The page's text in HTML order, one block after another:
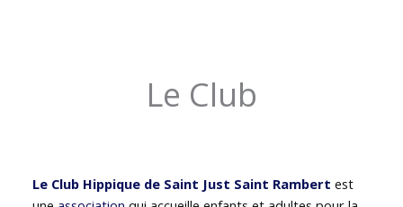
Le Club
Le Club Hippique de Saint Just Saint Rambert est